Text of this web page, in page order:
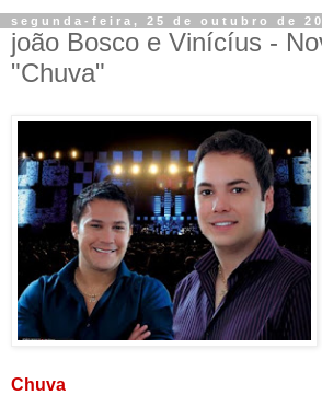
segunda-feira, 25 de outubro de
joão Bosco e Vinícíus -
"Chuva"
Chuva